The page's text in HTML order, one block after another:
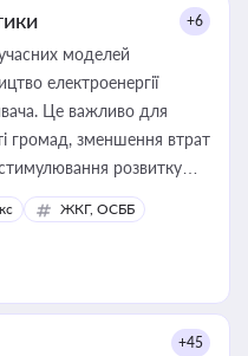
+6
моделей
електроенергії
Це важливо для
громад, зменшення втрат
розвитку
ЖКГ, ОСББ
+45